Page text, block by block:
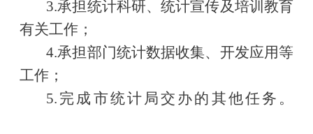
3.承担统计科研、统计宣传及培训教育
有关工作；
4.承担部门统计数据收集、开发应用等
工作；
5.完成市统计局交办的其他任务。